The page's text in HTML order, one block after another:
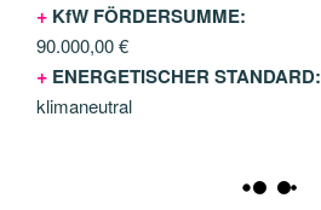
+ KfW FÖRDERSUMME:
90.000,00 €
+ ENERGETISCHER STANDARD:
klimaneutral